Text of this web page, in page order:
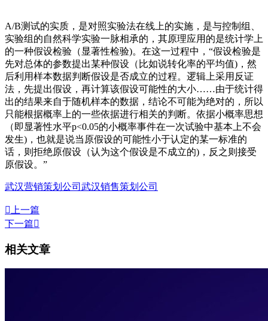
A/B测试的实质，是对照实验法在线上的实施，是与控制组、
实验组的自然科学实验一脉相承的，其原理应用的是统计学上
的一种假设检验（显著性检验)。在这一过程中，“假设检验是
先对总体的参数提出某种假设（比如说转化率的平均值)，然
后利用样本数据判断假设是否成立的过程。逻辑上采用反证
法，先提出假设，再计算该假设可能性的大小……由于统计得
出的结果来自于随机样本的数据，结论不可能为绝对的，所以
只能根据概率上的一些依据进行相关的判断。依据小概率思想
（即显著性水平p<0.05的小概率事件在一次试验中基本上不会
发生)，也就是说当原假设的可能性小于认定的某一标准的
话，则拒绝原假设（认为这个假设是不成立的)，反之则接受
原假设。”
武汉营销策划公司 武汉销售策划公司
 上一篇
下一篇
相关文章